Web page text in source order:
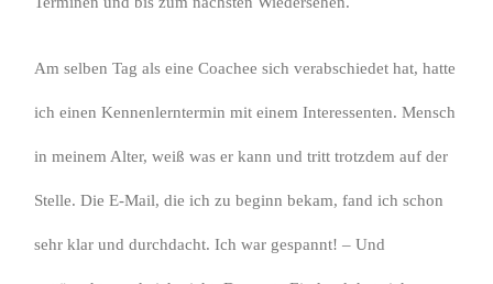
Am selben Tag als eine Coachee sich verabschiedet hat, hatte
ich einen Kennenlerntermin mit einem Interessenten. Mensch
in meinem Alter, weiß was er kann und tritt trotzdem auf der
Stelle. Die E-Mail, die ich zu beginn bekam, fand ich schon
sehr klar und durchdacht. Ich war gespannt! – Und